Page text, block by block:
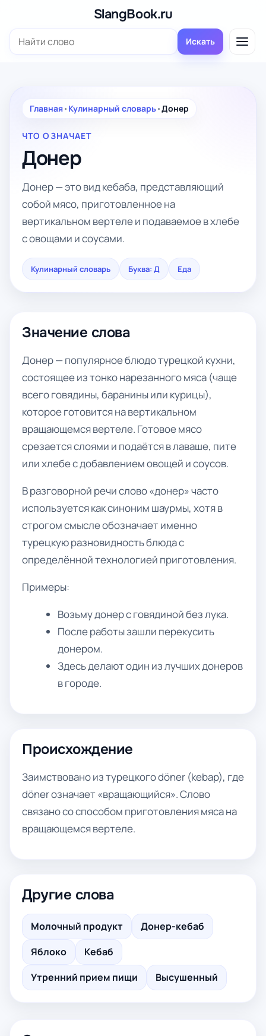
содержимому
SlangBook.ru
Поиск: Искать
Главная• Кулинарный словарь•Донер
ЧТО ОЗНАЧАЕТ
Донер
Донер — это вид кебаба, представляющий
собой мясо, приготовленное на
вертикальном вертеле и подаваемое в хлебе
с овощами и соусами.
Кулинарный словарь Буква: Д Еда
Значение слова
Донер — популярное блюдо турецкой кухни,
состоящее из тонко нарезанного мяса (чаще
всего говядины, баранины или курицы),
которое готовится на вертикальном
вращающемся вертеле. Готовое мясо
срезается слоями и подаётся в лаваше, пите
или хлебе с добавлением овощей и соусов.
В разговорной речи слово «донер» часто
используется как синоним шаурмы, хотя в
строгом смысле обозначает именно
турецкую разновидность блюда с
определённой технологией приготовления.
Примеры:
Возьму донер с говядиной без лука.
После работы зашли перекусить
донером.
Здесь делают один из лучших донеров
в городе.
Происхождение
Заимствовано из турецкого döner (kebap), где
döner означает «вращающийся». Слово
связано со способом приготовления мяса на
вращающемся вертеле.
Другие слова
Молочный продукт
Донер-кебаб
Яблоко
Кебаб
Утренний прием пищи
Высушенный